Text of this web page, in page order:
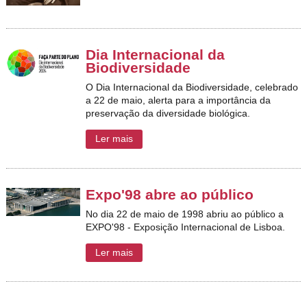
Dia Internacional da
Biodiversidade
O Dia Internacional da Biodiversidade, celebrado
a 22 de maio, alerta para a importância da
preservação da diversidade biológica.
Ler mais
Expo'98 abre ao público
No dia 22 de maio de 1998 abriu ao público a
EXPO'98 - Exposição Internacional de Lisboa.
Ler mais